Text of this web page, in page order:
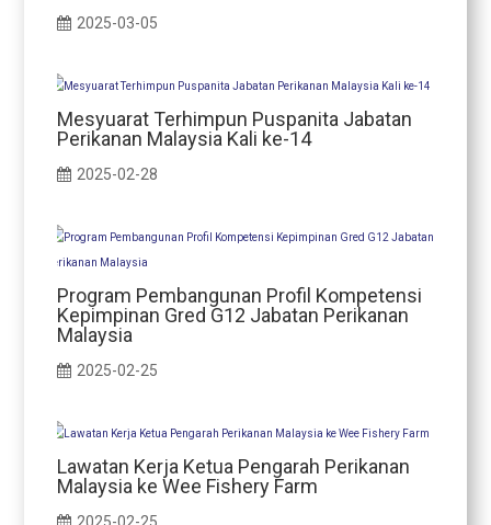
2025-03-05
Mesyuarat Terhimpun Puspanita Jabatan
Perikanan Malaysia Kali ke-14
2025-02-28
Program Pembangunan Profil Kompetensi
Kepimpinan Gred G12 Jabatan Perikanan
Malaysia
2025-02-25
Lawatan Kerja Ketua Pengarah Perikanan
Malaysia ke Wee Fishery Farm